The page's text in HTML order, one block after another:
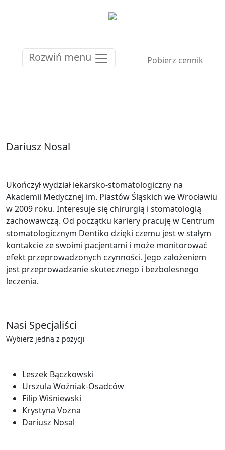
Rozwiń menu Pobierz cennik
Nasi Specjaliści
Wybierz jedną z pozycji
Leszek Bączkowski
Urszula Woźniak-Osadców
Filip Wiśniewski
Krystyna Vozna
Dariusz Nosal
Dariusz Nosal
Ukończył wydział lekarsko-stomatologiczny na
Akademii Medycznej im. Piastów Śląskich we Wrocławiu
w 2009 roku. Interesuje się chirurgią i stomatologią
zachowawczą. Od początku kariery pracuję w Centrum
stomatologicznym Dentiko dzięki czemu jest w stałym
kontakcie ze swoimi pacjentami i może monitorować
efekt przeprowadzonych czynności. Jego założeniem
jest przeprowadzanie skutecznego i bezbolesnego
leczenia.